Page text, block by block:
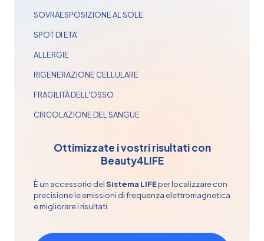
SOVRAESPOSIZIONE AL SOLE
SPOT DI ETA'
ALLERGIE
RIGENERAZIONE CELLULARE
FRAGILITÀ DELL'OSSO
CIRCOLAZIONE DEL SANGUE
Ottimizzate i vostri risultati con
Beauty4LIFE
È un accessorio delSistema LIFEper localizzare con
precisione le emissioni di frequenza elettromagnetica
e migliorare i risultati.